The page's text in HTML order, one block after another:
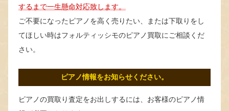
するまで一生懸命対応致します。
ご不要になったピアノを高く売りたい、または下取りをし
てほしい時はフォルティッシモのピアノ買取にご相談くだ
さい。
ピアノ情報をお知らせください。
ピアノの買取り査定をお出しするには、お客様のピアノ情